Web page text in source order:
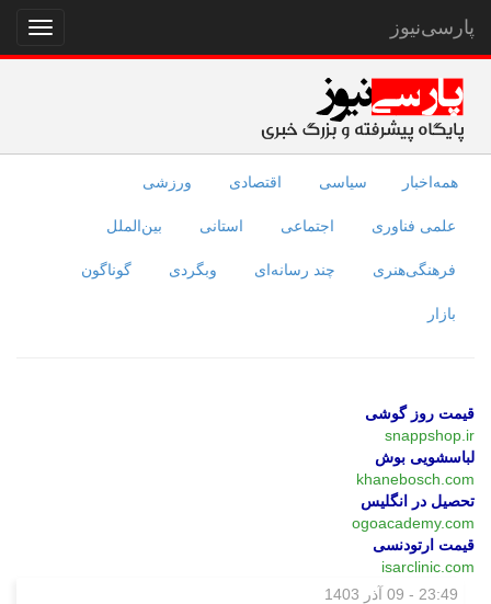
نمایش
منو
پارسی‌نیوز
همه‌اخبار سیاسی اقتصادی ورزشی
علمی فناوری اجتماعی استانی بین‌الملل
فرهنگی‌هنری چند رسانه‌ای وبگردی گوناگون
بازار
قیمت روز گوشی
snappshop.ir
لباسشویی بوش
khanebosch.com
تحصیل در انگلیس
ogoacademy.com
قیمت ارتودنسی
isarclinic.com
23:49 - 09 آذر 1403